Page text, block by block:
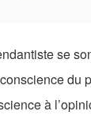
se
du
à